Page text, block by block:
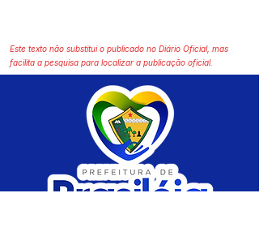
Este texto não substitui o publicado no Diário Oficial, mas
facilita a pesquisa para localizar a publicação oficial.